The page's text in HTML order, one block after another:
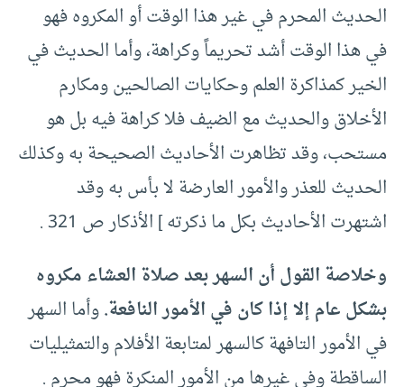
الحديث المحرم في غير هذا الوقت أو المكروه فهو
في هذا الوقت أشد تحريماً وكراهة، وأما الحديث في
الخير كمذاكرة العلم وحكايات الصالحين ومكارم
الأخلاق والحديث مع الضيف فلا كراهة فيه بل هو
مستحب، وقد تظاهرت الأحاديث الصحيحة به وكذلك
الحديث للعذر والأمور العارضة لا بأس به وقد
اشتهرت الأحاديث بكل ما ذكرته ] الأذكار ص 321 .
وخلاصة القول أن السهر بعد صلاة العشاء مكروه
بشكل عام إلا إذا كان في الأمور النافعة.وأما السهر
في الأمور التافهة كالسهر لمتابعة الأفلام والتمثيليات
الساقطة وفي غيرها من الأمور المنكرة فهو محرم .